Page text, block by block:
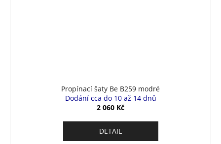
Propínací šaty Be B259 modré
Dodání cca do 10 až 14 dnů
2 060 Kč
DETAIL